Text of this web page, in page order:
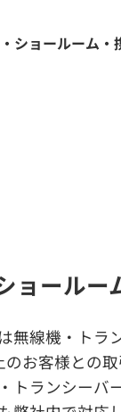
ショールーム・
ョールー
無線機・トラ
のお客様との
トランシーバ